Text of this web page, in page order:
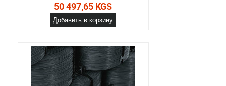
50 497,65 KGS
Добавить в корзину